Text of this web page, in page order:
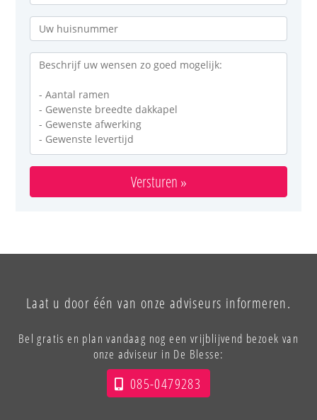
Versturen »
Laat u door één van onze adviseurs informeren.
Bel gratis en plan vandaag nog een vrijblijvend bezoek van
onze adviseur in De Blesse:
085-0479283